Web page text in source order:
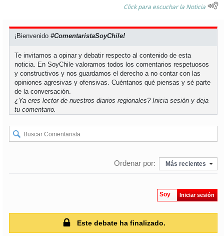
Click para escuchar la Noticia
¡Bienvenido#ComentaristaSoyChile!
Te invitamos a opinar y debatir respecto al contenido de esta
noticia. En SoyChile valoramos todos los comentarios respetuosos
y constructivos y nos guardamos el derecho a no contar con las
opiniones agresivas y ofensivas. Cuéntanos qué piensas y sé parte
de la conversación.
¿Ya eres lector de nuestros diarios regionales?Inicia sesión y deja
tu comentario.
Ordenar por: Más recientes
Soy Iniciar sesión
Este debate ha finalizado.